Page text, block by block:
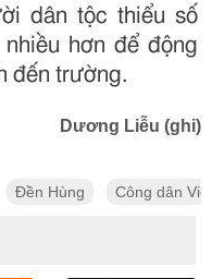
dân tộc thiểu số
hơn để động
đến trường.
Dương Liễu (ghi)
Đền Hùng Công dân